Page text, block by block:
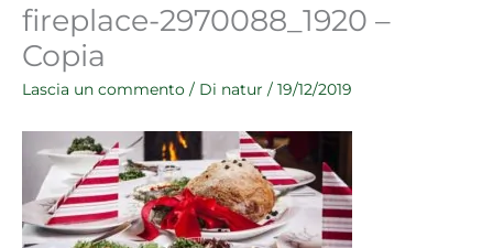
fireplace-2970088_1920 –
Copia
Lascia un commento / Di natur / 19/12/2019